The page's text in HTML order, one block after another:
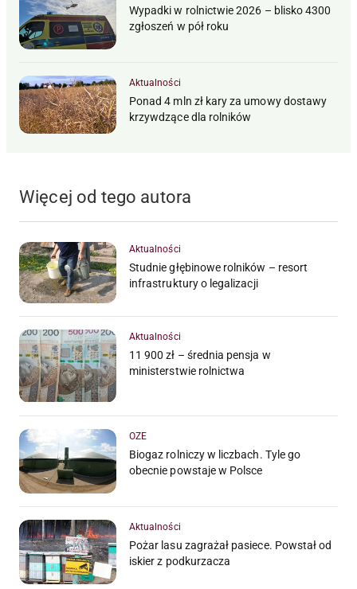
Wypadki w rolnictwie 2026 – blisko 4300
zgłoszeń w pół roku
Aktualności
Ponad 4 mln zł kary za umowy dostawy
krzywdzące dla rolników
Więcej od tego autora
Aktualności
Studnie głębinowe rolników – resort
infrastruktury o legalizacji
Aktualności
11 900 zł – średnia pensja w
ministerstwie rolnictwa
OZE
Biogaz rolniczy w liczbach. Tyle go
obecnie powstaje w Polsce
Aktualności
Pożar lasu zagrażał pasiece. Powstał od
iskier z podkurzacza